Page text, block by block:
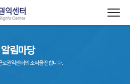
알림마당
로권익센터의 소식을 전합니다.